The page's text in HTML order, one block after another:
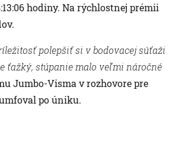
hodiny. Na rýchlostnej prémii
polepšiť si v bodovacej súťaži
ťažký, stúpanie malo veľmi náročné
Jumbo-Visma v rozhovore pre
po úniku.